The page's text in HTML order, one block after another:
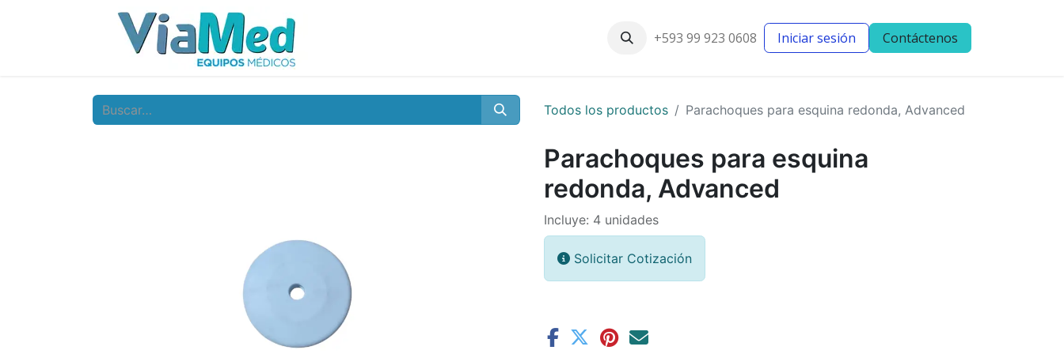
Nuestros clientes Blog
+593 99 923 0608 Iniciar sesión Contáctenos
Todos los productos Parachoques para esquina redonda, Advanced
Parachoques para esquina
redonda, Advanced
Incluye: 4 unidades
Solicitar Cotización